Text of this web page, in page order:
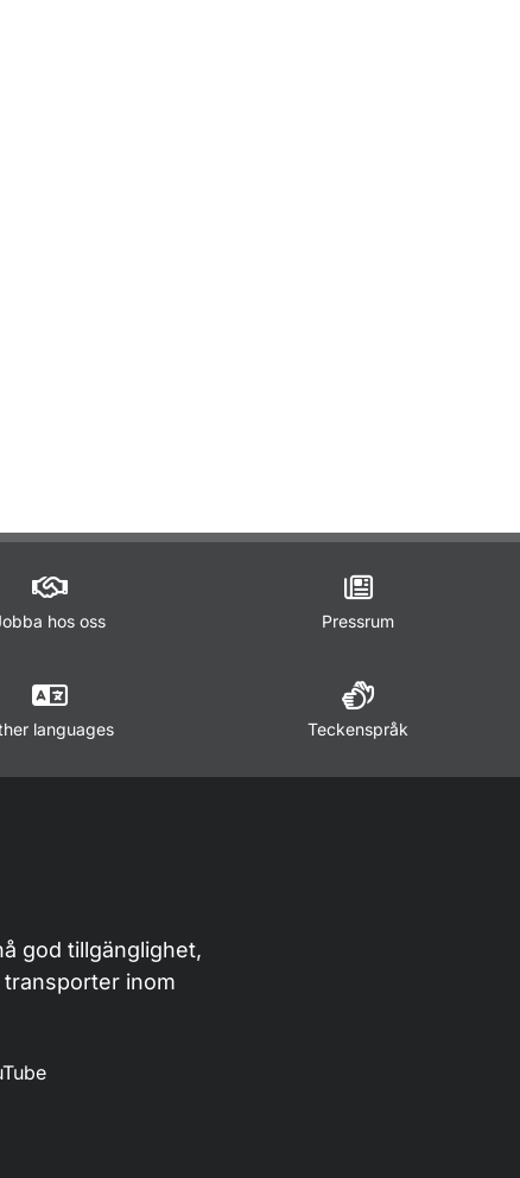
Om Transportstyrelsens avgifter
hos oss Pressrum
languages Teckenspråk
god tillgänglighet,
inom